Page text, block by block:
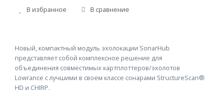
В избранное В сравнение
Новый, компактный модуль эхолокации SonarHub
представляет собой комплексное решение для
объединения совместимых картплоттеров/эхолотов
Lowrance с лучшими в своем классе сонарами StructureScan®
HD и CHIRP.